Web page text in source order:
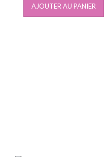
AJOUTER AU PANIER